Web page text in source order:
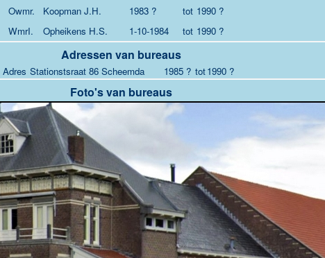
Owmr. Koopman J.H. 1983 ? tot 1990 ?
WmrI.
Opheikens H.S. 1-10-1984 tot 1990 ?
Adressen van bureaus
Adres Stationstsraat 86 Scheemda 1985 ? tot1990 ?
Foto's van bureaus